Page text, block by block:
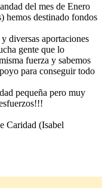
del mes de Enero
hemos destinado fondos
diversas aportaciones
gente que lo
fuerza y sabemos
para conseguir todo
pequeña pero muy
Caridad (Isabel
se celebran en el
hacer?